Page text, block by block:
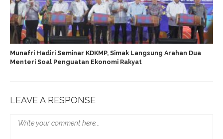
Munafri Hadiri Seminar KDKMP, Simak Langsung Arahan Dua
Menteri Soal Penguatan Ekonomi Rakyat
LEAVE A RESPONSE